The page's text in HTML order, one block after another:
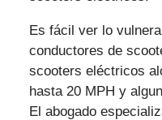
Es fácil ver lo
conductores de
scooters eléctricos
hasta 20 MPH y
El abogado